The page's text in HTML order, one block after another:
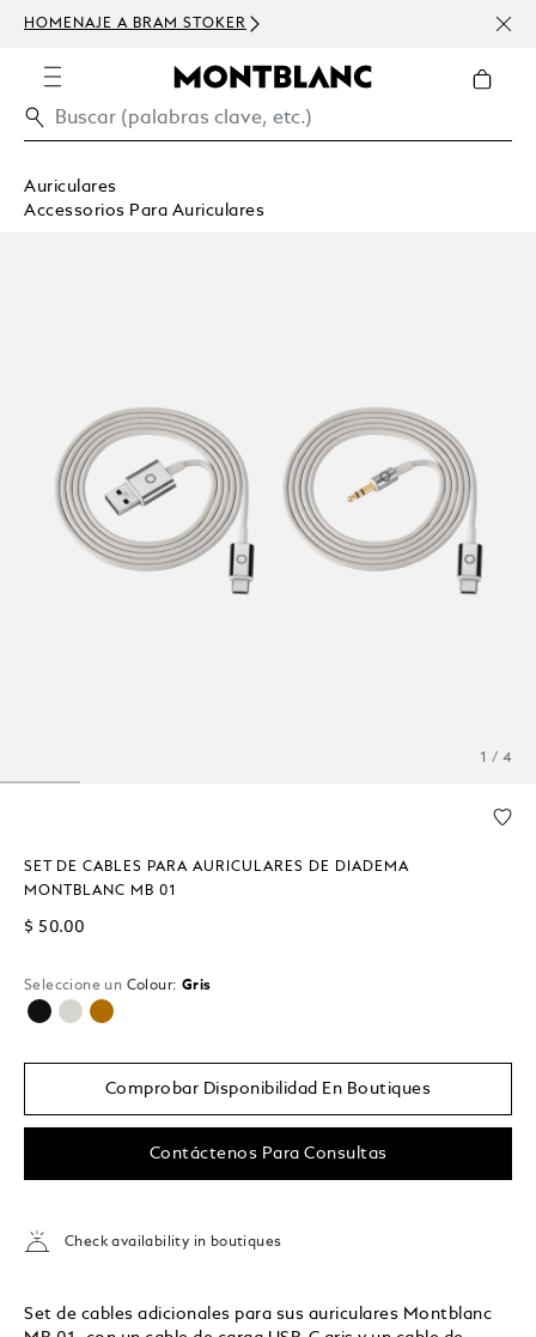
HOMENAJE A BRAM STOKER
USD
Auriculares
Accessorios Para Auriculares
1 / 4
SET DE CABLES PARA AURICULARES DE DIADEMA
MONTBLANC MB 01
$ 50.00
Seleccione un Colour: Gris
seleccionado
Comprobar Disponibilidad En Boutiques
Contáctenos Para Consultas
Check availability in boutiques
Set de cables adicionales para sus auriculares Montblanc